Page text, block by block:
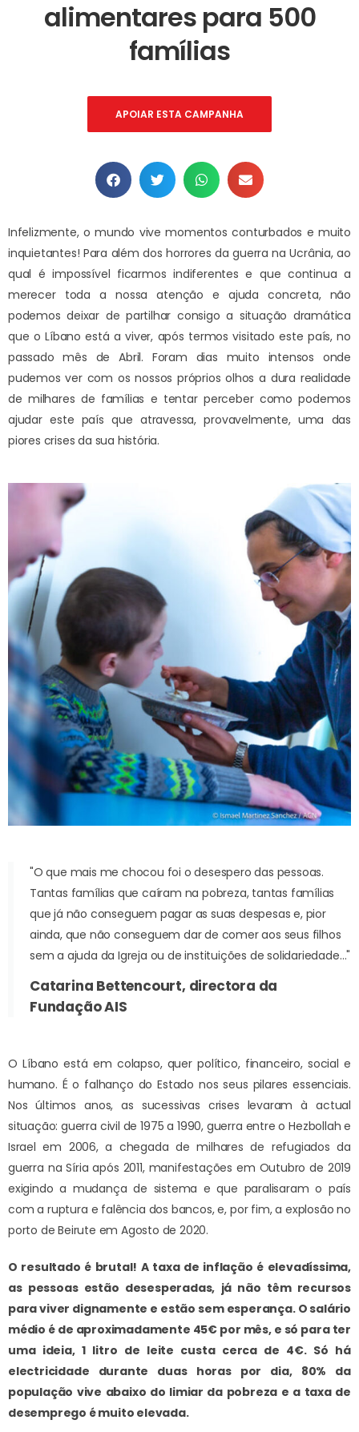
alimentares para 500
famílias
APOIAR ESTA CAMPANHA
Infelizmente, o mundo vive momentos conturbados e muito
inquietantes! Para além dos horrores da guerra na Ucrânia, ao
qual é impossível ficarmos indiferentes e que continua a
merecer toda a nossa atenção e ajuda concreta, não
podemos deixar de partilhar consigo a situação dramática
que o Líbano está a viver, após termos visitado este país, no
passado mês de Abril. Foram dias muito intensos onde
pudemos ver com os nossos próprios olhos a dura realidade
de milhares de famílias e tentar perceber como podemos
ajudar este país que atravessa, provavelmente, uma das
piores crises da sua história.
"O que mais me chocou foi o desespero das pessoas.
Tantas famílias que caíram na pobreza, tantas famílias
que já não conseguem pagar as suas despesas e, pior
ainda, que não conseguem dar de comer aos seus filhos
sem a ajuda da Igreja ou de instituições de solidariedade…"
Catarina Bettencourt, directora da
Fundação AIS
O Líbano está em colapso, quer político, financeiro, social e
humano. É o falhanço do Estado nos seus pilares essenciais.
Nos últimos anos, as sucessivas crises levaram à actual
situação: guerra civil de 1975 a 1990, guerra entre o Hezbollah e
Israel em 2006, a chegada de milhares de refugiados da
guerra na Síria após 2011, manifestações em Outubro de 2019
exigindo a mudança de sistema e que paralisaram o país
com a ruptura e falência dos bancos, e, por fim, a explosão no
porto de Beirute em Agosto de 2020.
O resultado é brutal! A taxa de inflação é elevadíssima,
as pessoas estão desesperadas, já não têm recursos
para viver dignamente e estão sem esperança. O salário
médio é de aproximadamente 45€ por mês, e só para ter
uma ideia, 1 litro de leite custa cerca de 4€. Só há
electricidade durante duas horas por dia, 80% da
população vive abaixo do limiar da pobreza e a taxa de
desemprego é muito elevada.